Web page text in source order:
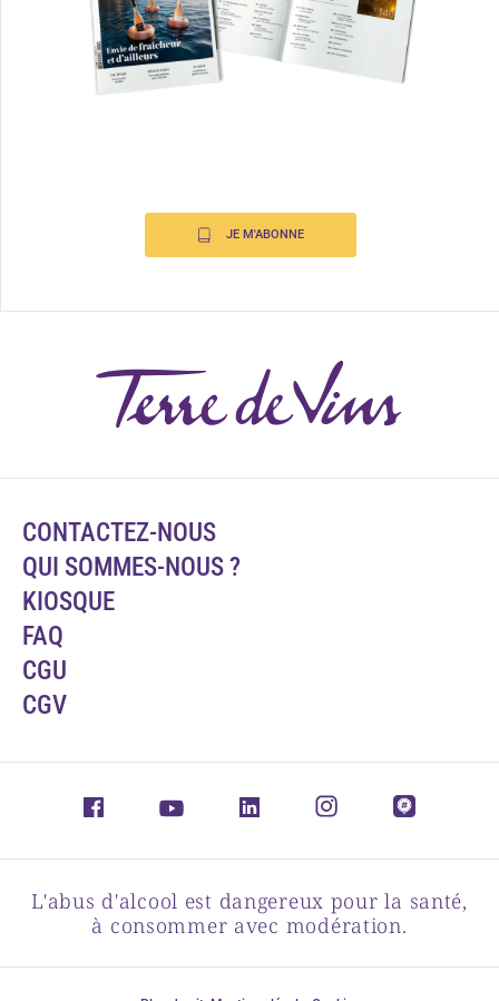
JE M'ABONNE
CONTACTEZ-NOUS
QUI SOMMES-NOUS ?
KIOSQUE
FAQ
CGU
CGV
L'abus d'alcool est dangereux pour la santé,
à consommer avec modération.